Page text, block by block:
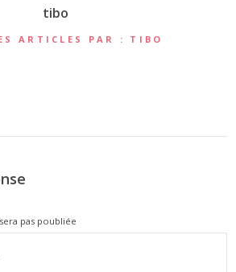
tibo
ARTICLES PAR : TIBO
pas poubliée